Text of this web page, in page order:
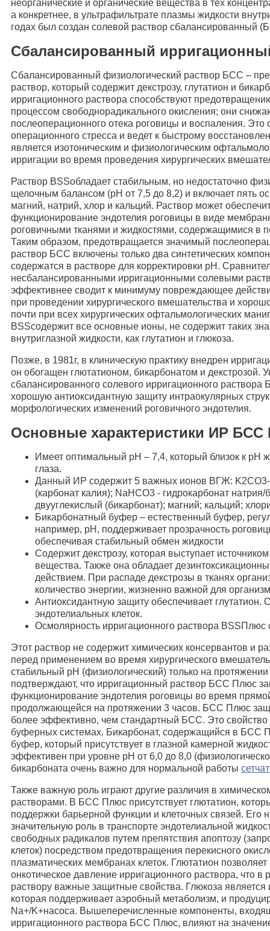
неорганические и органические вещества в тех
а конкретнее, в ультрафильтрате плазмы жидкости
годах был создан солевой раствор сбалансированный
Сбалансированный
Сбалансированный физиологический раствор БСС –
раствор, который содержит декстрозу, глутатион и
ирригационного раствора способствуют
процессом свободнорадикального окисления; они
послеоперационного отека роговицы и воспаления. Это
операционного стресса и ведет к быстрому
является изотоническим и физиологическим
ирригации во время проведения хирургических
Раствор BSSобладает стабильным, но недостаточно
щелочным балансом (pH от 7,5 до 8,2) и включает пять
магний, натрий, хлор и кальций. Раствор может
функционирование эндотелия роговицы в виде
роговичными тканями и жидкостями, содержащимися в
Таким образом, предотвращается значимый
раствор БСС включены только два синтетических
содержатся в растворе для корректировки pH.
несбалансированными ирригационными солевыми
эффективнее сводит к минимуму повреждающее
при проведении хирургического вмешательства и
почти при всех хирургических офтальмологических
BSSсодержит все основные ионы, не содержит таких
внутриглазной жидкости, как глутатион и глюкоза.
Позже, в 1981г, в клиническую практику внедрен
он обогащен глютатионом, бикарбонатом и декстрозой.
сбалансированного солевого ирригационного
хорошую антиоксидантную защиту интраокулярных
морфологических изменений роговичного эндотелия.
Основные характеристики ИР
Имеет оптимальный рН – 7,4, который близок к pH
глаза.
Данный ИР содержит 5 важных ионов ВГЖ: K2CO3-
(карбонат калия); NaHCO3 - гидрокарбонат
двууглекислый (бикарбонат); магний; кальций;
Бикарбонатный буфер – естественный буфер,
например, pH, поддерживает прозрачность
обеспечивая стабильный обмен жидкости
Содержит декстрозу, которая выступает
вещества. Также она обладает
действием. При распаде декстрозы в тканях
количество энергии, жизненно важной для
Антиоксидантную защиту обеспечивает глутатион.
эндотелиальных клеток.
Осмолярность ирригационного раствора BSSПлюс
Этот раствор не содержит химических консервантов и
перед применением во время хирургического
стабильный pH (физиологический) только на
подтверждают, что ирригационный раствор БСС Плюс
функционирование эндотелия роговицы во время
продолжающейся на протяжении 3 часов. БСС Плюс
более эффективно, чем стандартный БСС. Это свойство
буферных системах. Бикарбонат, содержащийся в БСС
буфер, который присутствует в глазной камерной
эффективен при уровне pH от 6,0 до 8,0
бикарбоната очень важно для нормальной работы
Также важную роль играют другие различия в
растворами. В БСС Плюс присутствует глютатион,
поддержки барьерной функции и клеточных связей. Его
значительную роль в транспорте эндотелиальной
свободных радикалов путем препятствия апоптозу
клеток) посредством предотвращения перекисного
плазматических мембранах клеток. Глютатион
онкотическое давление ирригационного раствора, что в
раствору важные защитные свойства. Глюкоза является
которая поддерживает аэробный метаболизм, и
Na+/K+насоса. Вышеперечисленные компоненты,
ирригационного раствора БСС Плюс, влияют на